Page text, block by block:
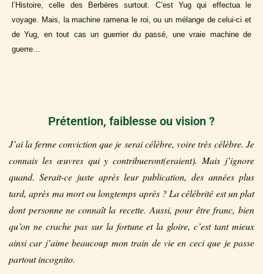
l’Histoire, celle des Berbères surtout. C’est Yug qui effectua le
voyage. Mais, la machine ramena le roi, ou un mélange de celui-ci et
de Yug, en tout cas un guerrier du passé, une vraie machine de
guerre…
Prétention, faiblesse ou vision ?
J’ai la ferme conviction que je serai célèbre, voire très célèbre. Je
connais les œuvres qui y contribueront(eraient). Mais j’ignore
quand. Serait-ce juste après leur publication, des années plus
tard, après ma mort ou longtemps après ? La célébrité est un plat
dont personne ne connaît la recette. Aussi, pour être franc, bien
qu’on ne crache pas sur la fortune et la gloire, c’est tant mieux
ainsi car j’aime beaucoup mon train de vie en ceci que je passe
partout incognito.